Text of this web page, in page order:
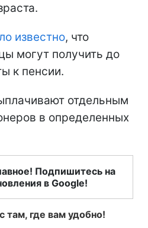
известно, что
могут получить до
к пенсии.
отдельным
в определенных
Подпишитесь на
в Google!
там, где вам удобно!